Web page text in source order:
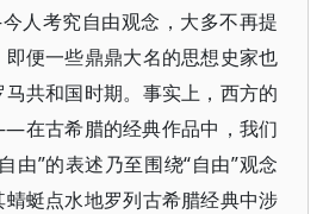
人考究自由观念，大多不再提
便一些鼎鼎大名的思想史家也
共和国时期。事实上，西方的
在古希腊的经典作品中，我们
由”的表述乃至围绕“自由”观念
蜓点水地罗列古希腊经典中涉